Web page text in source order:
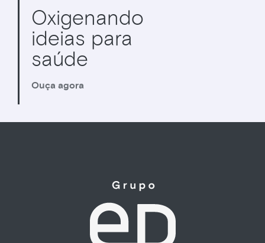
Oxigenando
ideias para
saúde
Ouça agora